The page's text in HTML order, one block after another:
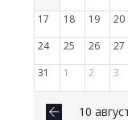
17
18 19 20
24
25 26 27
31
1 2 3
10